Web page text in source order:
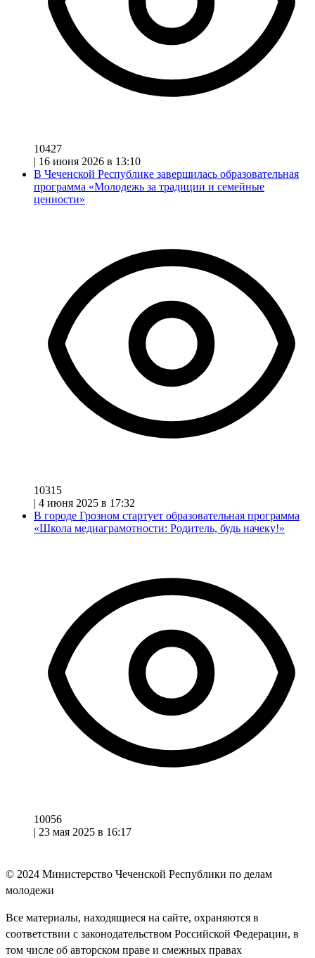
10427
| 16 июня 2026 в 13:10
В Чеченской Республике завершилась образовательная
программа «Молодежь за традиции и семейные
ценности»
10315
| 4 июня 2025 в 17:32
В городе Грозном стартует образовательная программа
«Школа медиаграмотности: Родитель, будь начеку!»
10056
| 23 мая 2025 в 16:17
© 2024 Министерство Чеченской Республики по делам
молодежи
Все материалы, находящиеся на сайте, охраняются в
соответствии с законодательством Российской Федерации, в
том числе об авторском праве и смежных правах